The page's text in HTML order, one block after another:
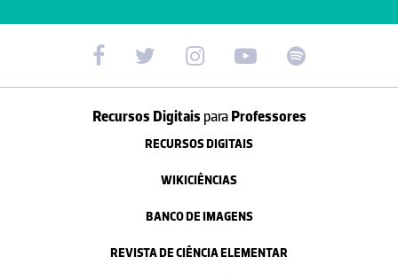
Recursos Digitais paraProfessores
RECURSOS DIGITAIS
WIKICIÊNCIAS
BANCO DE IMAGENS
REVISTA DE CIÊNCIA ELEMENTAR